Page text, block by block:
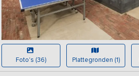
Foto's (36) Plattegronden (1)